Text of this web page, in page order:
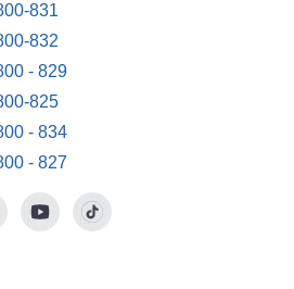
831
832
- 829
825
- 834
- 827